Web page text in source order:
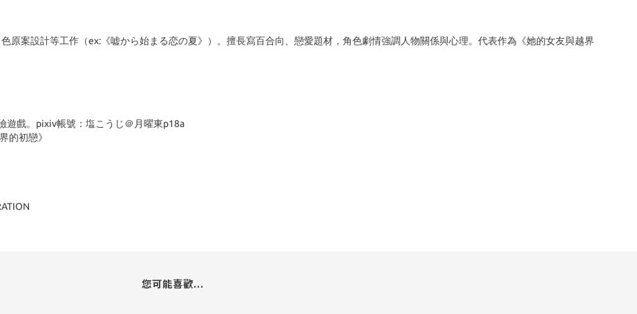
原案設計等工作（ex:《嘘から始まる恋の夏》）。擅長寫百合向、戀愛題材，角色劇情強調人物關係與心理。代表作為《她的女友與越界
遊戲。pixiv帳號：塩こうじ＠月曜東p18a
的初戀》
您可能喜歡...